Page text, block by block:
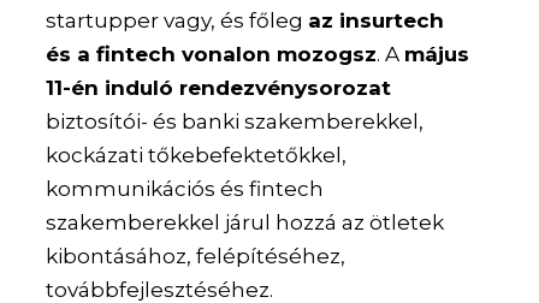
startupper vagy, és főleg az insurtech
és a fintech vonalon mozogsz. A május
11-én induló rendezvénysorozat
biztosítói- és banki szakemberekkel,
kockázati tőkebefektetőkkel,
kommunikációs és fintech
szakemberekkel járul hozzá az ötletek
kibontásához, felépítéséhez,
továbbfejlesztéséhez.